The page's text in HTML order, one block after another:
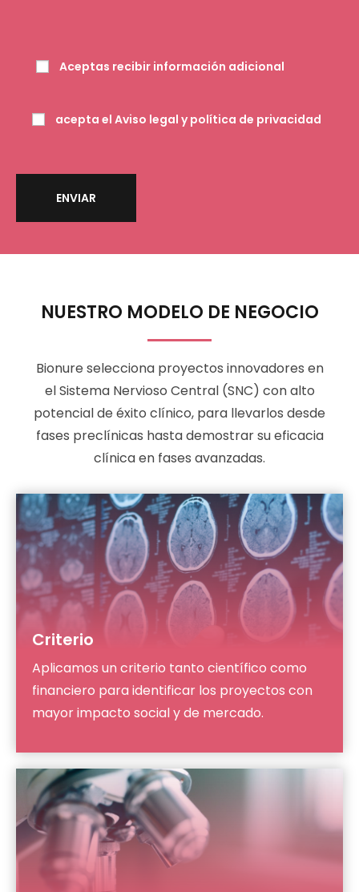
Aceptas recibir información adicional
acepta el Aviso legal y política de privacidad
NUESTRO MODELO DE NEGOCIO
Bionure selecciona proyectos innovadores en
el Sistema Nervioso Central (SNC) con alto
potencial de éxito clínico, para llevarlos desde
fases preclínicas hasta demostrar su eficacia
clínica en fases avanzadas.
Criterio
Aplicamos un criterio tanto científico como
financiero para identificar los proyectos con
mayor impacto social y de mercado.